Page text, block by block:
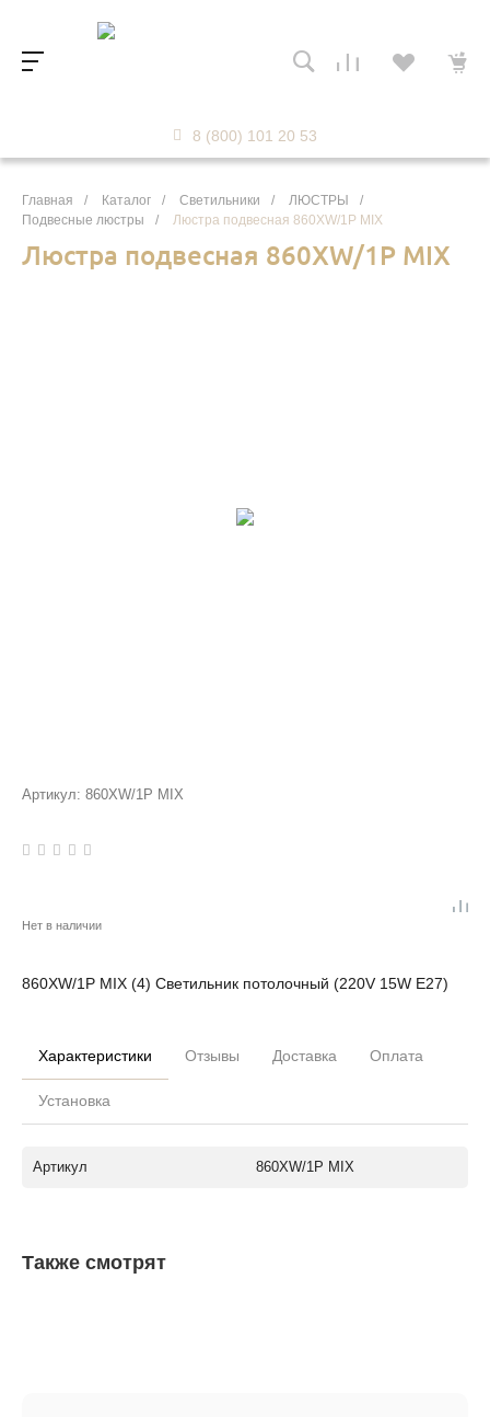
8 (800) 101 20 53
Главная / Каталог / Светильники / ЛЮСТРЫ
/
Подвесные люстры
/ Люстра подвесная 860XW/1P MIX
Люстра подвесная 860XW/1P MIX
Артикул: 860XW/1P MIX
Нет в наличии
860XW/1P MIX (4) Светильник потолочный (220V 15W E27)
Характеристики Отзывы Доставка Оплата
Установка
Артикул 860XW/1P MIX
Также смотрят